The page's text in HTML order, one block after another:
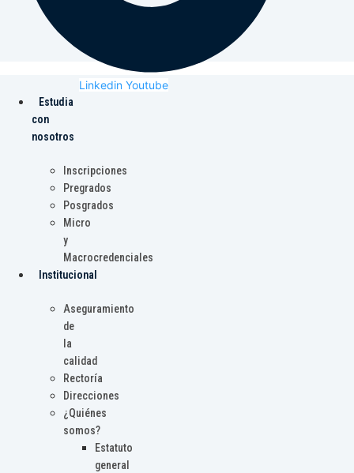
Linkedin Youtube
Estudia
con
nosotros
Inscripciones
Pregrados
Posgrados
Micro
y
Macrocredenciales
Institucional
Aseguramiento
de
la
calidad
Rectoría
Direcciones
¿Quiénes
somos?
Estatuto
general